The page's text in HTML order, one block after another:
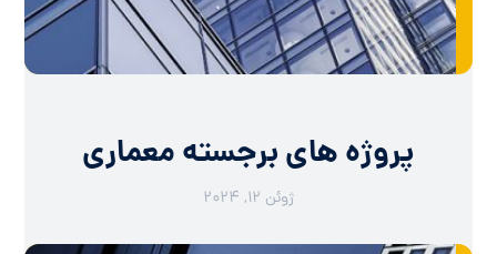
پروژه های برجسته معماری
ژوئن ۱۲, ۲۰۲۴